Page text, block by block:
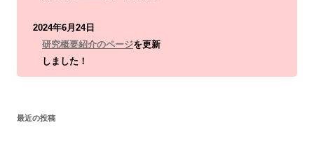
2024年6月24日
研究概要紹介のページを更新
しました！
最近の投稿